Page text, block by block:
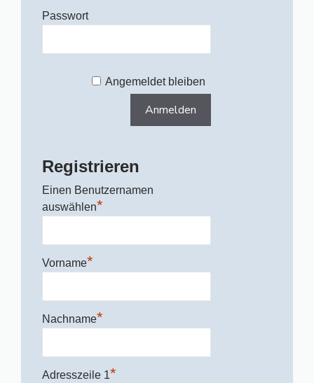
Passwort
Angemeldet bleiben
Registrieren
Einen Benutzernamen
auswählen*
Vorname*
Nachname*
Adresszeile 1*